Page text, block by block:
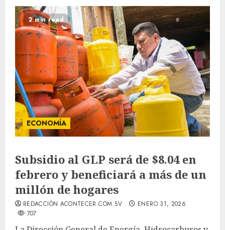
2 min read
ECONOMÍA
Subsidio al GLP será de $8.04 en
febrero y beneficiará a más de un
millón de hogares
REDACCIÓN ACONTECER.COM.SV
ENERO 31, 2026
707